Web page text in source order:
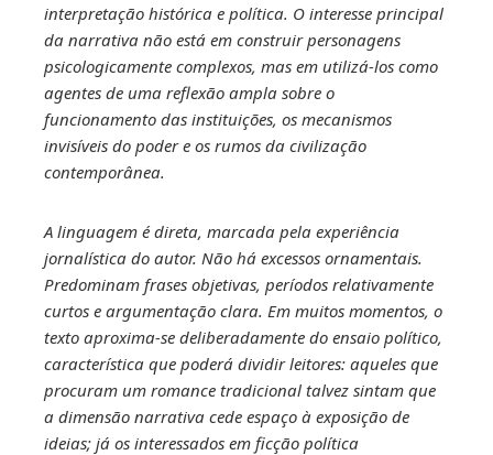
interpretação histórica e política. O interesse principal
da narrativa não está em construir personagens
psicologicamente complexos, mas em utilizá-los como
agentes de uma reflexão ampla sobre o
funcionamento das instituições, os mecanismos
invisíveis do poder e os rumos da civilização
contemporânea.
A linguagem é direta, marcada pela experiência
jornalística do autor. Não há excessos ornamentais.
Predominam frases objetivas, períodos relativamente
curtos e argumentação clara. Em muitos momentos, o
texto aproxima-se deliberadamente do ensaio político,
característica que poderá dividir leitores: aqueles que
procuram um romance tradicional talvez sintam que
a dimensão narrativa cede espaço à exposição de
ideias; já os interessados em ficção política